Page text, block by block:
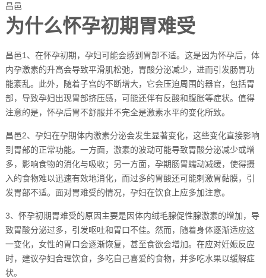
昌邑
为什么怀孕初期胃难受
昌邑1、在怀孕初期，孕妇可能会感到胃部不适。这是因为怀孕后，体
内孕激素的升高会导致平滑肌松弛，胃酸分泌减少，进而引发肠胃功
能紊乱。此外，随着子宫的不断增大，它会压迫周围的器官，包括胃
部，导致孕妇出现胃部挤压感，可能还伴有反酸和腹胀等症状。值得
注意的是，怀孕后胃不舒服并不完全是激素水平的变化所致。
昌邑2、孕妇在孕期体内激素分泌会发生显著变化，这些变化直接影响
到胃部的正常功能。一方面，激素的波动可能导致胃酸分泌减少或增
多，影响食物的消化与吸收；另一方面，孕期肠胃蠕动减缓，使得摄
入的食物难以迅速有效地消化，而过多的胃酸还可能刺激胃黏膜，引
发胃部不适。面对胃难受的情况，孕妇在饮食上应多加注意。
3、怀孕初期胃难受的原因主要是因体内绒毛腺促性腺激素的增加，导
致胃酸分泌过多，引发呕吐和胃口不佳。然而，随着身体逐渐适应这
一变化，女性的胃口会逐渐恢复，甚至食欲会增加。在应对妊娠反应
时，建议孕妇合理饮食，多吃自己喜爱的食物，并多吃水果以缓解症
状。